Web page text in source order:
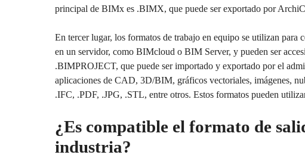
principal de BIMx es .BIMX, que puede ser exportado por
En tercer lugar, los formatos de trabajo en equipo se utilizan
en un servidor, como BIMcloud o BIM Server, y pueden ser
.BIMPROJECT, que puede ser importado y exportado por el
aplicaciones de CAD, 3D/BIM, gráficos vectoriales, imágenes,
.IFC, .PDF, .JPG, .STL, entre otros. Estos formatos pueden
¿Es compatible el formato de
industria?